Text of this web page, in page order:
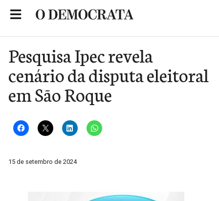
Pesquisa Ipec revela
cenário da disputa eleitoral
em São Roque
15 de setembro de 2024